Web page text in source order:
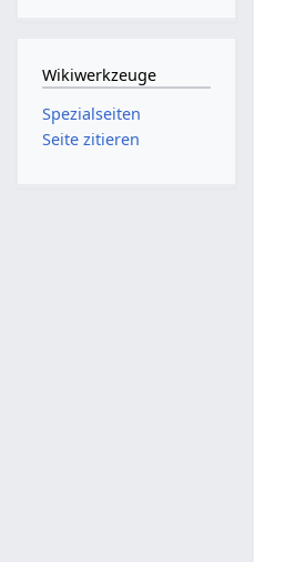
Wikiwerkzeuge
Spezialseiten
Seite zitieren